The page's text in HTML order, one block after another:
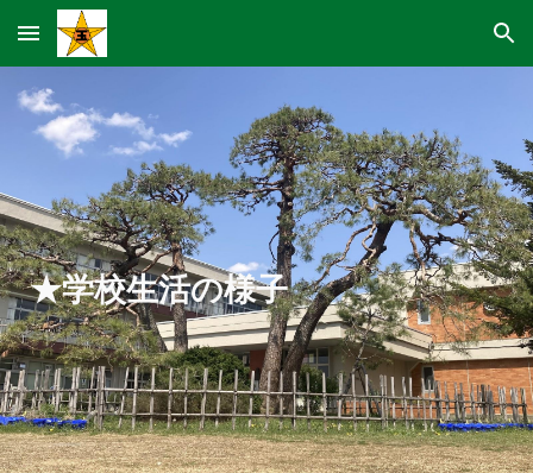
Skip to main content Skip to navigation
★学校生活の様子